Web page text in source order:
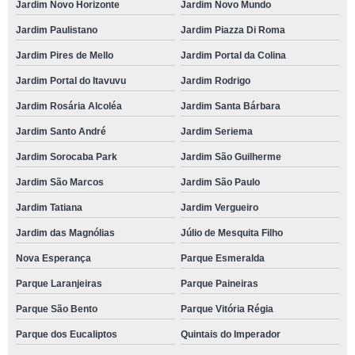
Jardim Novo Horizonte Jardim Novo Mundo
Jardim Paulistano Jardim Piazza Di Roma
Jardim Pires de Mello Jardim Portal da Colina
Jardim Portal do Itavuvu Jardim Rodrigo
Jardim Rosária Alcoléa Jardim Santa Bárbara
Jardim Santo André Jardim Seriema
Jardim Sorocaba Park Jardim São Guilherme
Jardim São Marcos Jardim São Paulo
Jardim Tatiana Jardim Vergueiro
Jardim das Magnólias Júlio de Mesquita Filho
Nova Esperança Parque Esmeralda
Parque Laranjeiras Parque Paineiras
Parque São Bento Parque Vitória Régia
Parque dos Eucaliptos Quintais do Imperador